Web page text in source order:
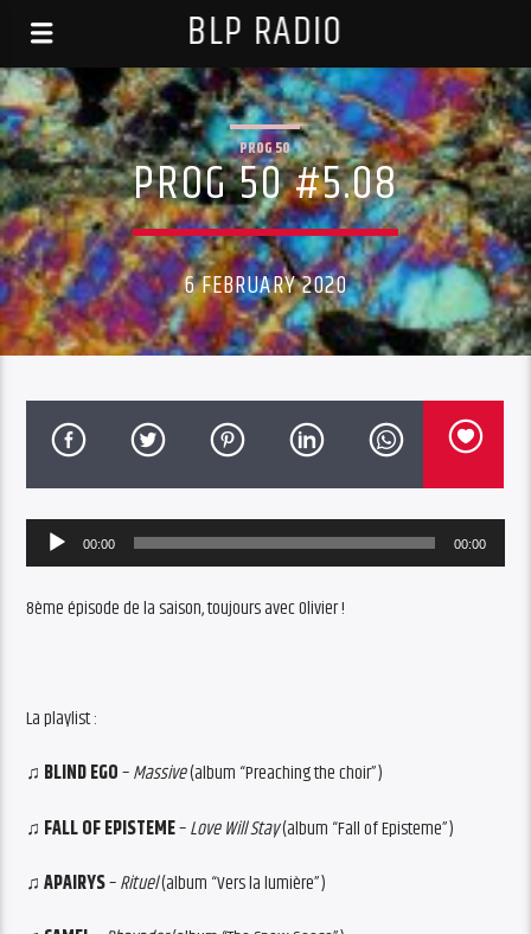
BLP RADIO
PROG 50
PROG 50 #5.08
6 FEBRUARY 2020
Audio
Player
00:00 00:00
8ème épisode de la saison, toujours avec Olivier !
La playlist :
♫ BLIND EGO–Massive(album “Preaching the choir”)
♫ FALL OF EPISTEME–Love Will Stay(album “Fall of Episteme”)
♫APAIRYS–Rituel(album “Vers la lumière”)